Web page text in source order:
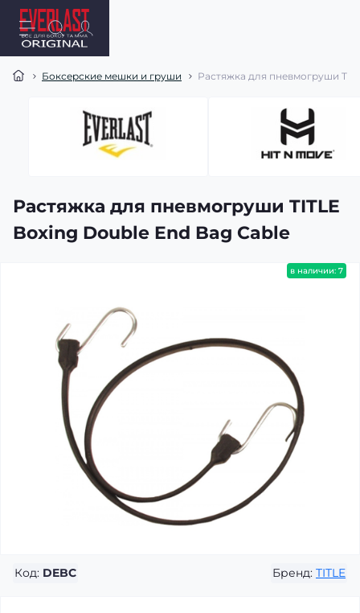
Боксерские мешки и груши Растяжка для пневмогруши
Растяжка для пневмогруши TITLE
Boxing Double End Bag Cable
в наличии: 7
Код: DEBC Бренд: TITLE